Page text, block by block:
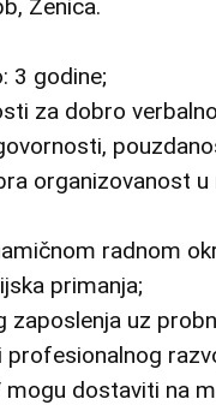
Zenica.
3 godine;
za dobro
organizovanost u
radnom
primanja;
zaposlenja uz
mogu dostaviti na